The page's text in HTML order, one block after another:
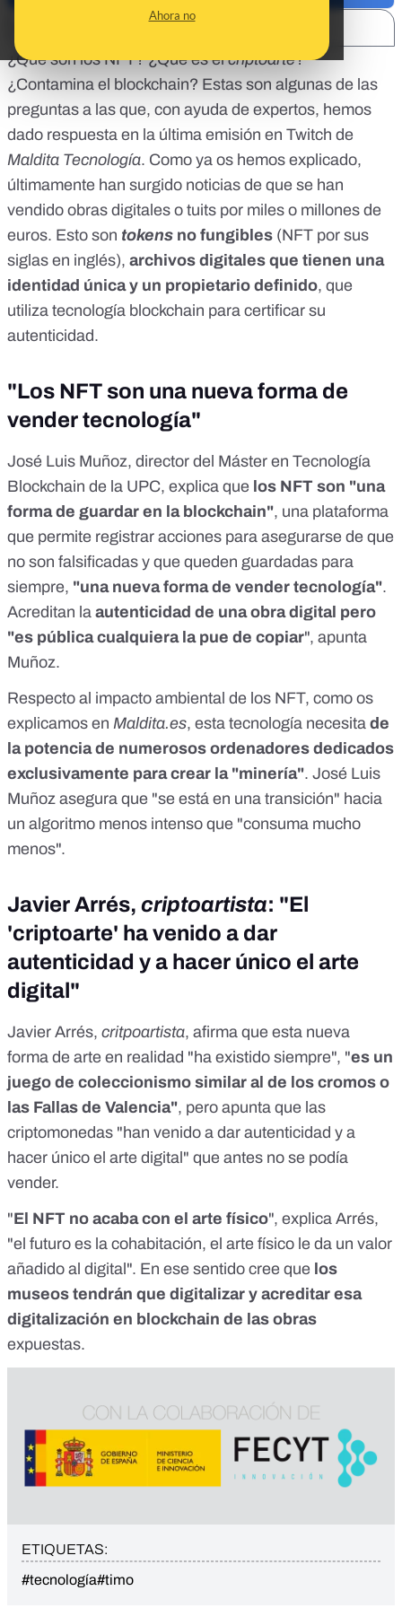
Ahora no
¿Qué son los NFT? ¿Qué es elcriptoarte?
¿Contamina el blockchain? Estas son algunas de las
preguntas a las que, con ayuda de expertos, hemos
dado respuesta en la última emisión en Twitch de
Maldita Tecnología. Como ya os hemos explicado,
últimamente han surgido noticias de que se han
vendido obras digitales o tuits por miles o millones de
euros. Esto son tokens no fungibles (NFT por sus
siglas en inglés), archivos digitales que tienen una
identidad única y un propietario definido, que
utiliza tecnología blockchain para certificar su
autenticidad.
"Los NFT son una nueva forma de
vender tecnología"
José Luis Muñoz, director del Máster en Tecnología
Blockchain de la UPC, explica que los NFT son "una
forma de guardar en la blockchain", una plataforma
que permite registrar acciones para asegurarse de que
no son falsificadas y que queden guardadas para
siempre, "una nueva forma de vender tecnología".
Acreditan la autenticidad de una obra digital pero
"es pública cualquiera la pue de copiar", apunta
Muñoz.
Respecto al impacto ambiental de los NFT, como os
explicamos en Maldita.es, esta tecnología necesita de
la potencia de numerosos ordenadores dedicados
exclusivamente para crear la "minería". José Luis
Muñoz asegura que "se está en una transición" hacia
un algoritmo menos intenso que "consuma mucho
menos".
Javier Arrés, criptoartista: "El
'criptoarte' ha venido a dar
autenticidad y a hacer único el arte
digital"
Javier Arrés, critpoartista, afirma que esta nueva
forma de arte en realidad "ha existido siempre", "es un
juego de coleccionismo similar al de los cromos o
las Fallas de Valencia", pero apunta que las
criptomonedas "han venido a dar autenticidad y a
hacer único el arte digital" que antes no se podía
vender.
"El NFT no acaba con el arte físico", explica Arrés,
"el futuro es la cohabitación, el arte físico le da un valor
añadido al digital". En ese sentido cree que los
museos tendrán que digitalizar y acreditar esa
digitalización en blockchain de las obras
expuestas.
ETIQUETAS:
#tecnología#timo